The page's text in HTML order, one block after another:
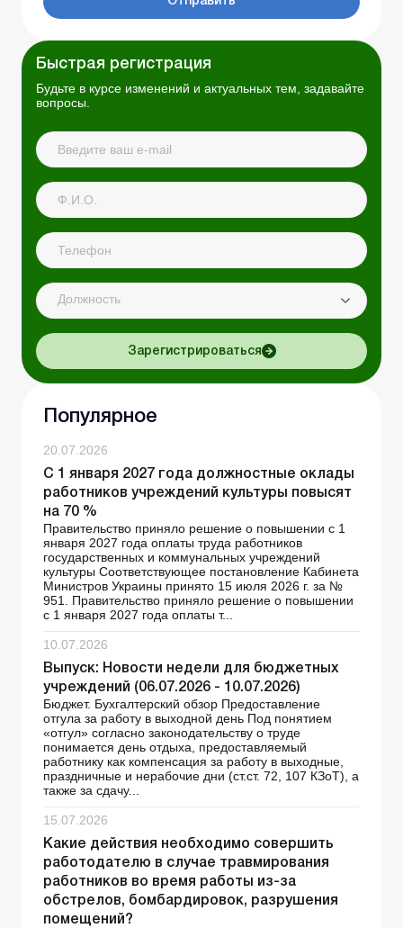
Быстрая регистрация
Будьте в курсе изменений и актуальных тем, задавайте
вопросы.
Должность
Зарегистрироваться
Популярное
20.07.2026
С 1 января 2027 года должностные оклады
работников учреждений культуры повысят
на 70 %
Правительство приняло решение о повышении с 1
января 2027 года оплаты труда работников
государственных и коммунальных учреждений
культуры Соответствующее постановление Кабинета
Министров Украины принято 15 июля 2026 г. за №
951. Правительство приняло решение о повышении
с 1 января 2027 года оплаты т...
10.07.2026
Выпуск: Новости недели для бюджетных
учреждений (06.07.2026 - 10.07.2026)
Бюджет. Бухгалтерский обзор Предоставление
отгула за работу в выходной день Под понятием
«отгул» согласно законодательству о труде
понимается день отдыха, предоставляемый
работнику как компенсация за работу в выходные,
праздничные и нерабочие дни (ст.ст. 72, 107 КЗоТ), а
также за сдачу...
15.07.2026
Какие действия необходимо совершить
работодателю в случае травмирования
работников во время работы из-за
обстрелов, бомбардировок, разрушения
помещений?